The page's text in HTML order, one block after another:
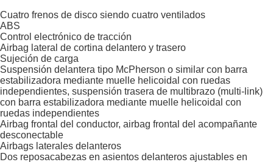
Cuatro frenos de disco siendo cuatro ventilados
ABS
Control electrónico de tracción
Airbag lateral de cortina delantero y trasero
Sujeción de carga
Suspensión delantera tipo McPherson o similar con barra
estabilizadora mediante muelle helicoidal con ruedas
independientes, suspensión trasera de multibrazo (multi-link)
con barra estabilizadora mediante muelle helicoidal con
ruedas independientes
Airbag frontal del conductor, airbag frontal del acompañante
desconectable
Airbags laterales delanteros
Dos reposacabezas en asientos delanteros ajustables en